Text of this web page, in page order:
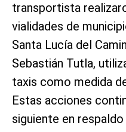
transportista
vialidades de
Santa Lucía del
Sebastián Tutla,
taxis como medida
Estas acciones
siguiente en